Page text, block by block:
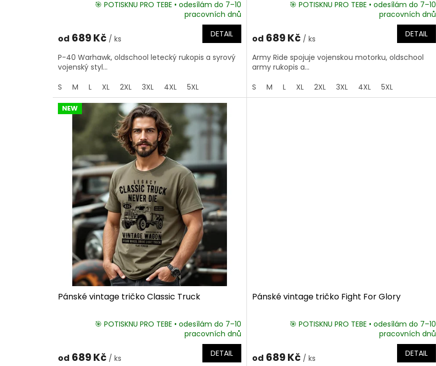
🎯 POTISKNU PRO TEBE • odesílám do 7–10
pracovních dnů
od 689 Kč / ks DETAIL
P-40 Warhawk, oldschool letecký rukopis a syrový
vojenský styl...
S
M L XL 2XL 3XL 4XL 5XL
🎯 POTISKNU PRO TEBE • odesílám do 7–10
pracovních dnů
od 689 Kč / ks DETAIL
Army Ride spojuje vojenskou motorku, oldschool
army rukopis a...
S
M L XL 2XL 3XL 4XL 5XL
NEW
Pánské vintage tričko Classic Truck
🎯 POTISKNU PRO TEBE • odesílám do 7–10
pracovních dnů
od 689 Kč / ks DETAIL
Pánské vintage tričko Fight For Glory
🎯 POTISKNU PRO TEBE • odesílám do 7–10
pracovních dnů
od 689 Kč / ks DETAIL